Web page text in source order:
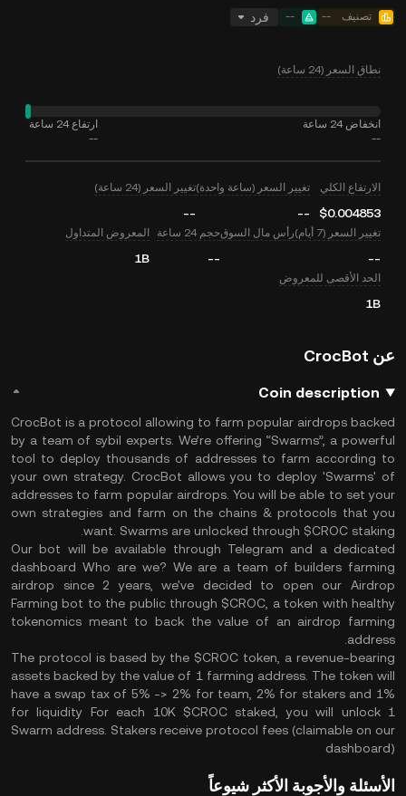
تصنيف --
-- فرد
نطاق السعر (24 ساعة)
انخفاض 24 ساعة
--
ارتفاع 24 ساعة
--
الارتفاع الكلي
$0.004853
تغيير السعر (ساعة واحدة)
--
تغيير السعر (24 ساعة)
--
تغيير السعر (7 أيام)
--
رأس مال السوقحجم 24 ساعة
--
المعروض المتداول
1B
الحد الأقصى للمعروض
1B
عن CrocBot
Coin description
CrocBot is a protocol allowing to farm popular airdrops backed
by a team of sybil experts. We’re offering “Swarms”, a powerful
tool to deploy thousands of addresses to farm according to
your own strategy. CrocBot allows you to deploy 'Swarms' of
addresses to farm popular airdrops. You will be able to set your
own strategies and farm on the chains & protocols that you
want. Swarms are unlocked through $CROC staking.
Our bot will be available through Telegram and a dedicated
dashboard Who are we? We are a team of builders farming
airdrop since 2 years, we've decided to open our Airdrop
Farming bot to the public through $CROC, a token with healthy
tokenomics meant to back the value of an airdrop farming
address.
The protocol is based by the $CROC token, a revenue-bearing
assets backed by the value of 1 farming address. The token will
have a swap tax of 5% -> 2% for team, 2% for stakers and 1%
for liquidity For each 10K $CROC staked, you will unlock 1
Swarm address. Stakers receive protocol fees (claimable on our
dashboard)
الأسئلة والأجوبة الأكثر شيوعاً